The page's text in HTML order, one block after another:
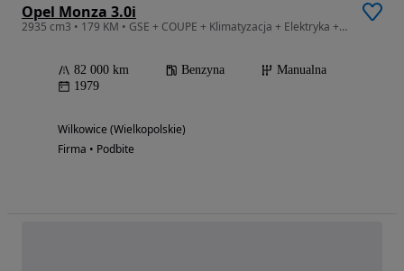
Opel Monza 3.0i
2935 cm3 • 179 KM • GSE + COUPE + Klimatyzacja + Elektryka + Wspomaganie + ZAREJESTROWANY
82 000 km Benzyna
Manualna
1979
Wilkowice (Wielkopolskie)
Firma • Podbite